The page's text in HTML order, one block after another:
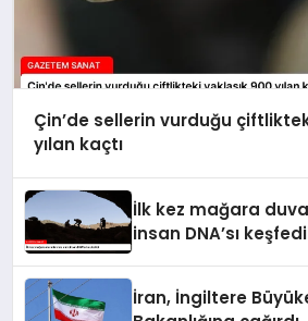
Çin’de sellerin vurduğu
yılan kaçtı
İlk kez mağara
insan DNA’sı
İran, İngiltere